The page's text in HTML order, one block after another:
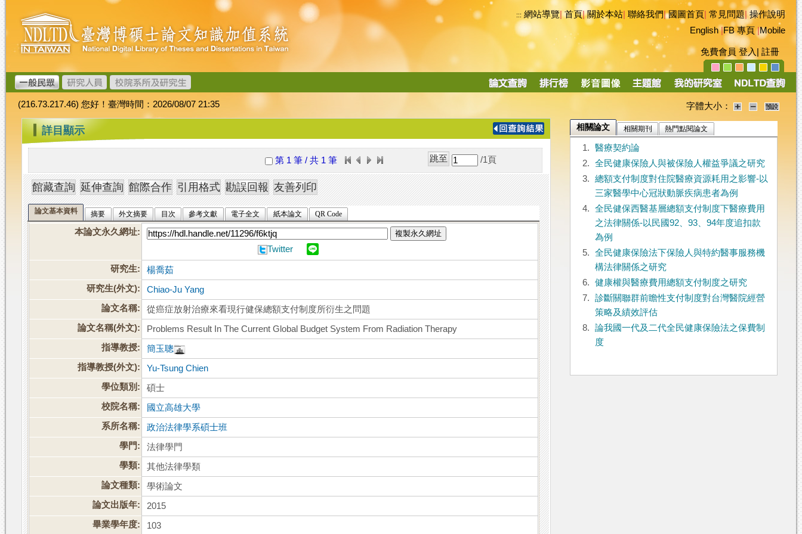
跳
到
主
要
內
容
臺
灣
博
碩
士
論
文
加
值
系
統
::: 網站導覽|首頁|關於本站 聯絡我們|國圖首頁 常見問題|操作說明
English|FB 專頁|Mobile
免費會員 登入 註冊
導
(216.73.217.46) 您好！臺灣時間：2026/08/07 21:35 字體大小：
::: 詳目顯示
第 1 筆 / 共 1 筆 /1 頁
論文基本資料 摘要 外文摘要 目次 參考文獻 電子全文 紙本論文 QR Code
本論文永久網址: 複製永久網址
Twitter
研究生:
楊喬茹
研究生(外文):
Chiao-Ju Yang
論文名稱:
從癌症放射治療來看現行健保總額支付制度所衍生之問題
論文名稱(外文):
Problems Result In The Current Global Budget System From Radiation Therapy
指導教授:
簡玉聰
指導教授(外文):
Yu-Tsung Chien
學位類別:
碩士
校院名稱:
國立高雄大學
系所名稱:
政治法律學系碩士班
學門:
法律學門
學類:
其他法律學類
論文種類:
學術論文
論文出版年:
2015
畢業學年度:
103
相關論文 相關期刊 熱門點閱論文
1.
醫療契約論
2.
全民健康保險人與被保險人權益爭議之研究
3.
總額支付制度對住院醫療資源耗用之影響-以
三家醫學中心冠狀動脈疾病患者為例
4.
全民健保西醫基層總額支付制度下醫療費用
之法律關係-以民國92、93、94年度追扣款
為例
5.
全民健康保險法下保險人與特約醫事服務機
構法律關係之研究
6.
健康權與醫療費用總額支付制度之研究
7.
診斷關聯群前瞻性支付制度對台灣醫院經營
策略及績效評估
8.
論我國一代及二代全民健康保險法之保費制
度